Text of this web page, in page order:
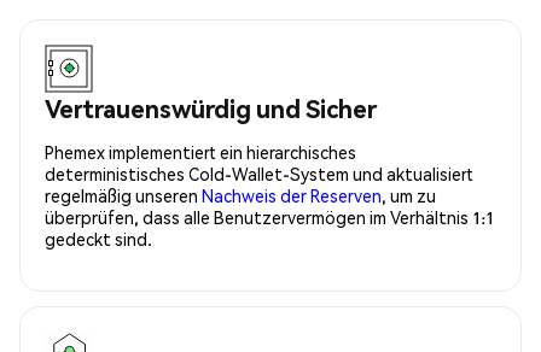
Vertrauenswürdig und Sicher
Phemex implementiert ein hierarchisches
deterministisches Cold-Wallet-System und aktualisiert
regelmäßig unseren Nachweis der Reserven, um zu
überprüfen, dass alle Benutzervermögen im Verhältnis 1:1
gedeckt sind.